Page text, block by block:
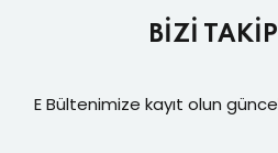
BİZİ
E Bültenimize kayıt olun